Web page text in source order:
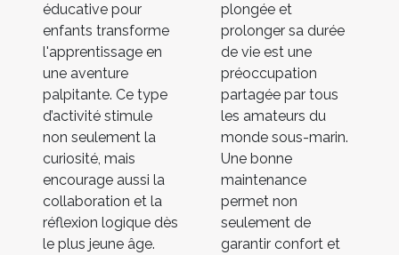
éducative pour
enfants transforme
l'apprentissage en
une aventure
palpitante. Ce type
d’activité stimule
non seulement la
curiosité, mais
encourage aussi la
collaboration et la
réflexion logique dès
le plus jeune âge.
plongée et
prolonger sa durée
de vie est une
préoccupation
partagée par tous
les amateurs du
monde sous-marin.
Une bonne
maintenance
permet non
seulement de
garantir confort et